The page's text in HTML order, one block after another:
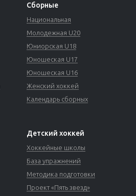
Сборные
Национальная
Молодежная U20
Юниорская U18
Юношеская U17
Юношеская U16
Женский хоккей
Календарь сборных
Детский хоккей
Хоккейные школы
База упражнений
Методика подготовки
Проект «Пять звезд»